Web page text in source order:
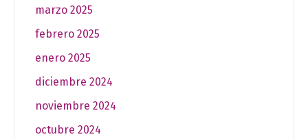
marzo 2025
febrero 2025
enero 2025
diciembre 2024
noviembre 2024
octubre 2024